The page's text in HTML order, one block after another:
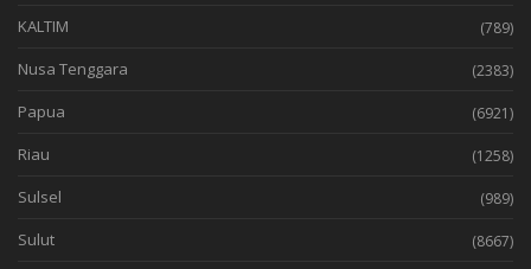
KALTIM (789)
Nusa Tenggara (2383)
Papua (6921)
Riau (1258)
Sulsel (989)
Sulut (8667)